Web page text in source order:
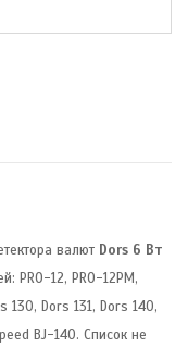
валют Dors 6 Вт
PRO-12, PRO-12PM,
130, Dors 131, Dors 140,
BJ-140. Список не